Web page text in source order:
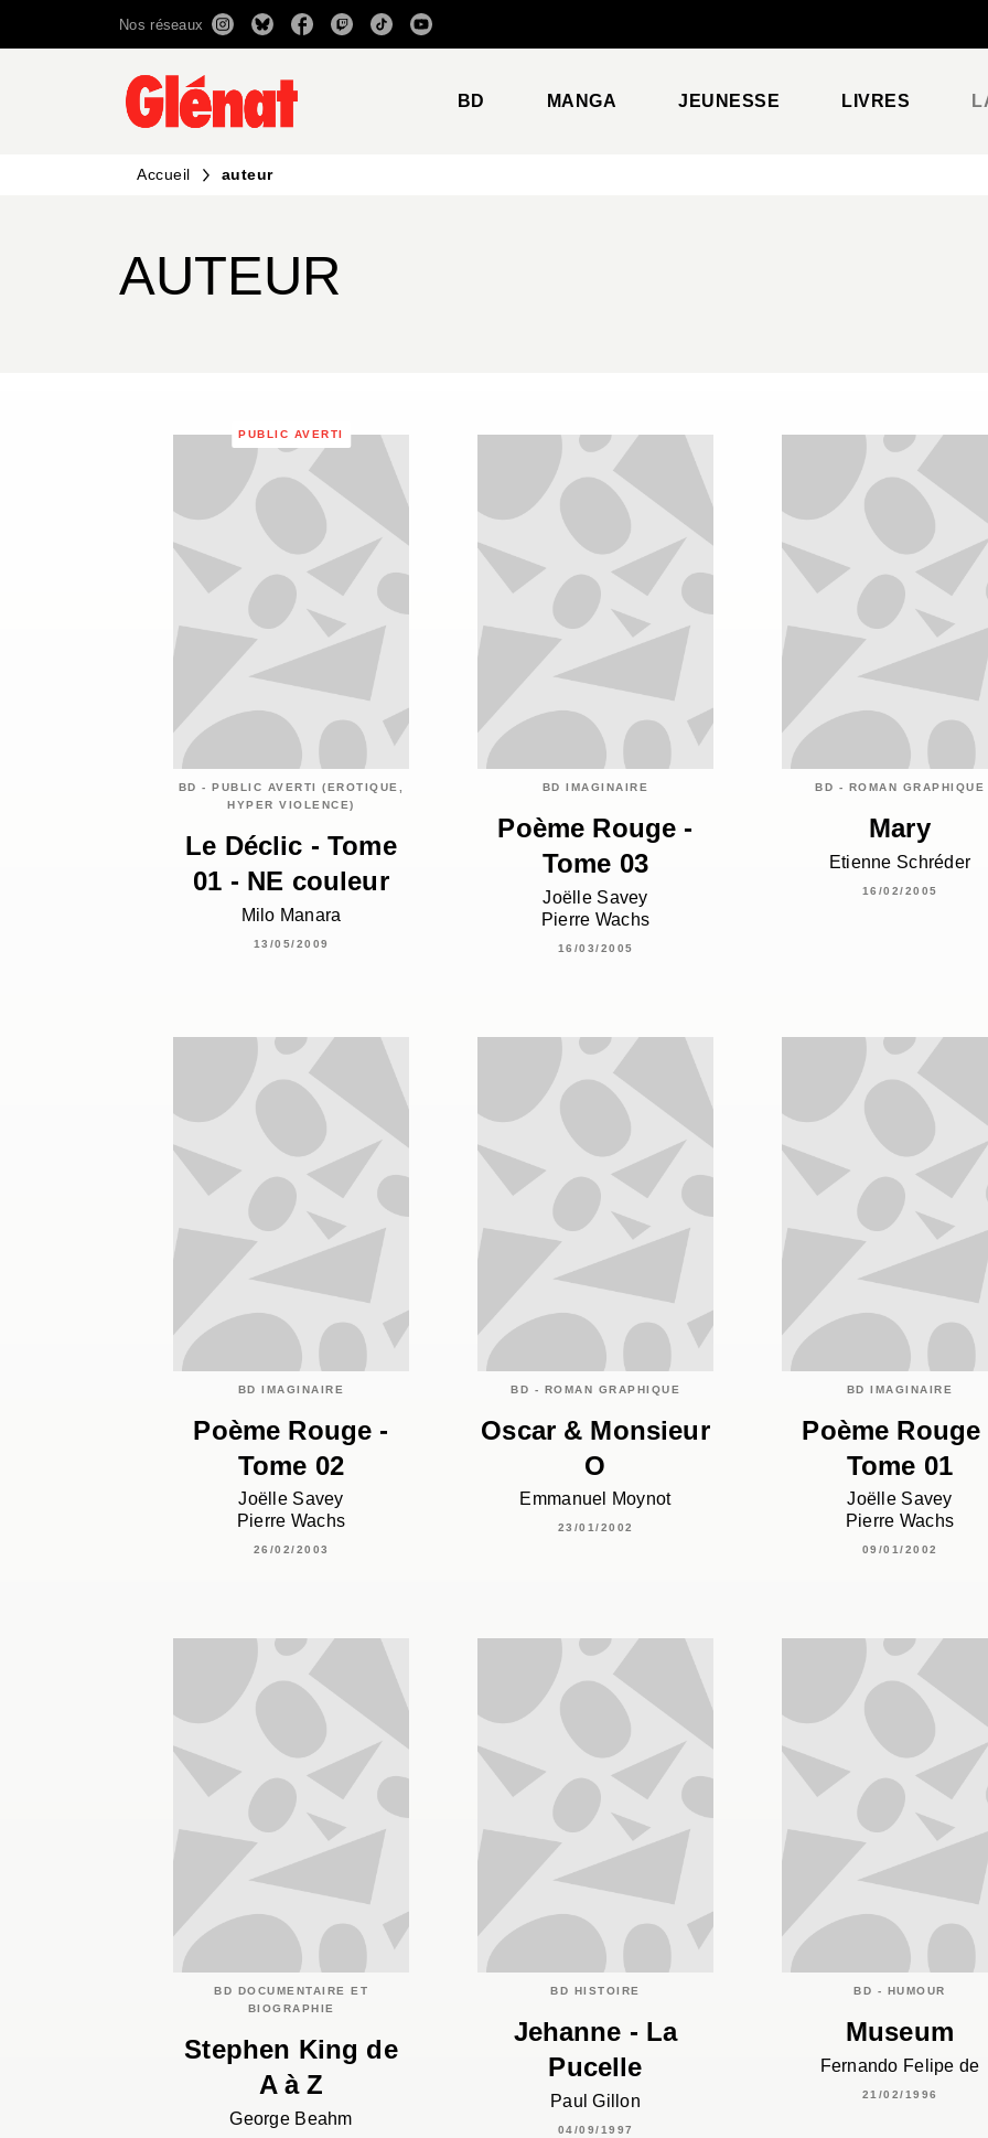
RECHERCHE CONTENU
Nos réseaux
BD MANGA JEUNESSE LIVRES
Accueil auteur
AUTEUR
PUBLIC AVERTI
BD - PUBLIC AVERTI (EROTIQUE,
HYPER VIOLENCE)
Le Déclic - Tome
01 - NE couleur
Milo Manara
13/05/2009
BD IMAGINAIRE
Poème Rouge -
Tome 03
Joëlle Savey
Pierre Wachs
16/03/2005
BD - ROMAN GRAPHIQUE
Mary
Etienne Schréder
16/02/2005
BD IMAGINAIRE
Poème Rouge -
Tome 02
Joëlle Savey
Pierre Wachs
26/02/2003
BD - ROMAN GRAPHIQUE
Oscar & Monsieur
O
Emmanuel Moynot
23/01/2002
BD IMAGINAIRE
Poème Rouge
Tome 01
Joëlle Savey
Pierre Wachs
09/01/2002
BD DOCUMENTAIRE ET
BIOGRAPHIE
Stephen King de
A à Z
George Beahm
BD HISTOIRE
Jehanne - La
Pucelle
Paul Gillon
04/09/1997
BD - HUMOUR
Museum
Fernando Felipe de
21/02/1996